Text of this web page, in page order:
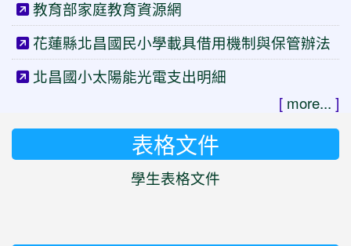
教育部家庭教育資源網
花蓮縣北昌國民小學載具借用機制與保管辦法
北昌國小太陽能光電支出明細
[ more... ]
表格文件
學生表格文件